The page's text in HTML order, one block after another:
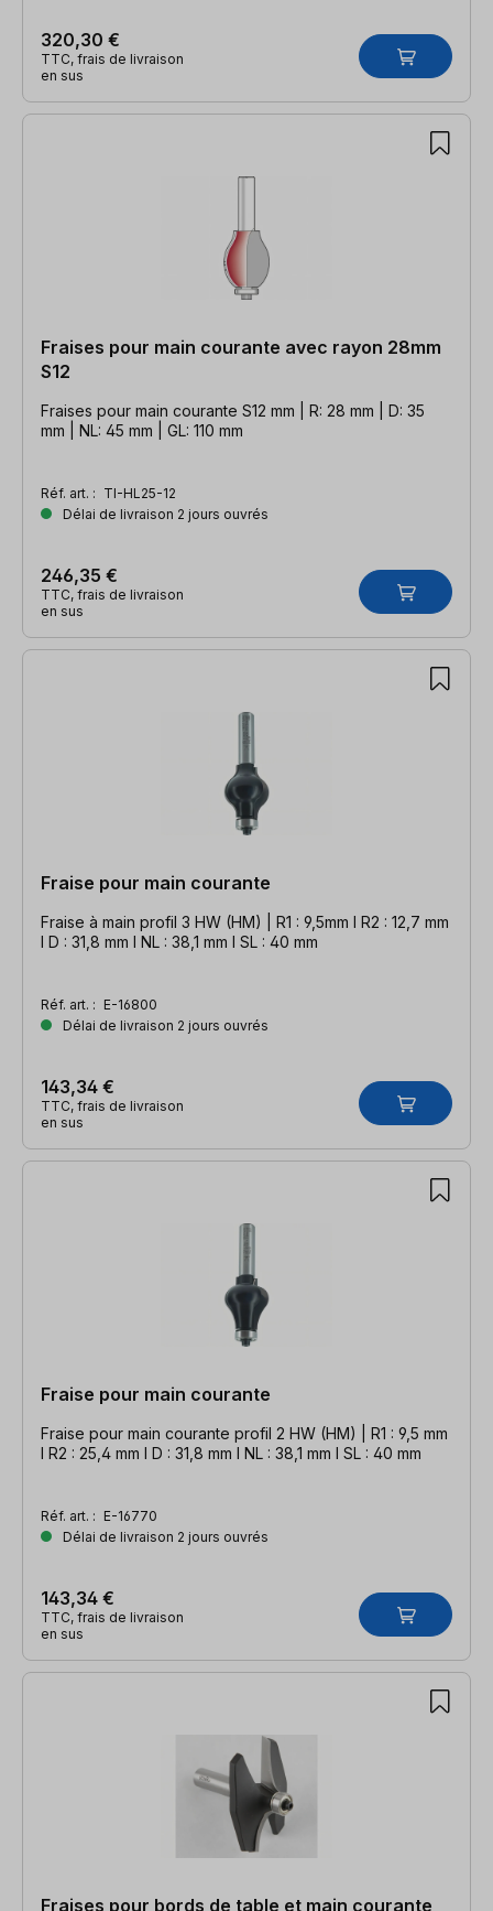
320,30 €
TTC, frais de livraison
en sus
Fraises pour main courante avec rayon 28mm
S12
Fraises pour main courante S12 mm | R: 28 mm | D: 35
mm | NL: 45 mm | GL: 110 mm
Réf. art. : TI-HL25-12
Délai de livraison 2 jours ouvrés
246,35 €
TTC, frais de livraison
en sus
Fraise pour main courante
Fraise à main profil 3 HW (HM) | R1 : 9,5mm l R2 : 12,7 mm
l D : 31,8 mm l NL : 38,1 mm l SL : 40 mm
Réf. art. : E-16800
Délai de livraison 2 jours ouvrés
143,34 €
TTC, frais de livraison
en sus
Fraise pour main courante
Fraise pour main courante profil 2 HW (HM) | R1 : 9,5 mm
l R2 : 25,4 mm l D : 31,8 mm l NL : 38,1 mm l SL : 40 mm
Réf. art. : E-16770
Délai de livraison 2 jours ouvrés
143,34 €
TTC, frais de livraison
en sus
Fraises pour bords de table et main courante